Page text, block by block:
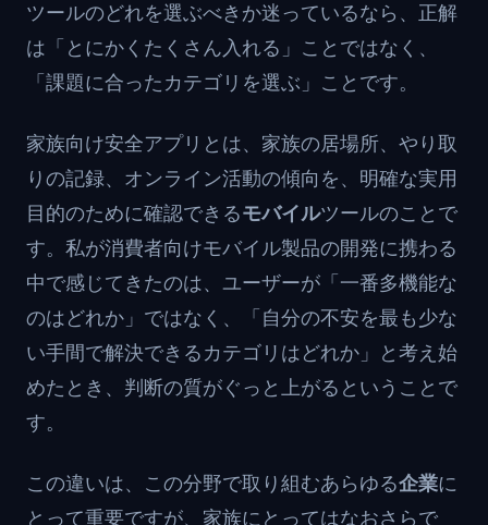
ツールのどれを選ぶべきか迷っているなら、正解
は「とにかくたくさん入れる」ことではなく、
「課題に合ったカテゴリを選ぶ」ことです。
家族向け安全アプリとは、家族の居場所、やり取
りの記録、オンライン活動の傾向を、明確な実用
目的のために確認できるモバイルツールのことで
す。私が消費者向けモバイル製品の開発に携わる
中で感じてきたのは、ユーザーが「一番多機能な
のはどれか」ではなく、「自分の不安を最も少な
い手間で解決できるカテゴリはどれか」と考え始
めたとき、判断の質がぐっと上がるということで
す。
この違いは、この分野で取り組むあらゆる企業に
とって重要ですが、家族にとってはなおさらで